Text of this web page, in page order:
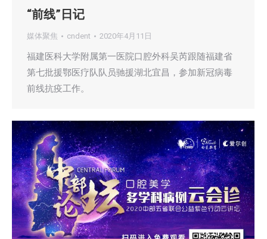
“前线”日记
媒体聚焦 cndent 2020年4月11日
福建医科大学附属第一医院口腔外科吴芮跟随福建省
第七批援鄂医疗队队员驰援湖北宜昌，参加新冠病毒
前线抗疫工作。